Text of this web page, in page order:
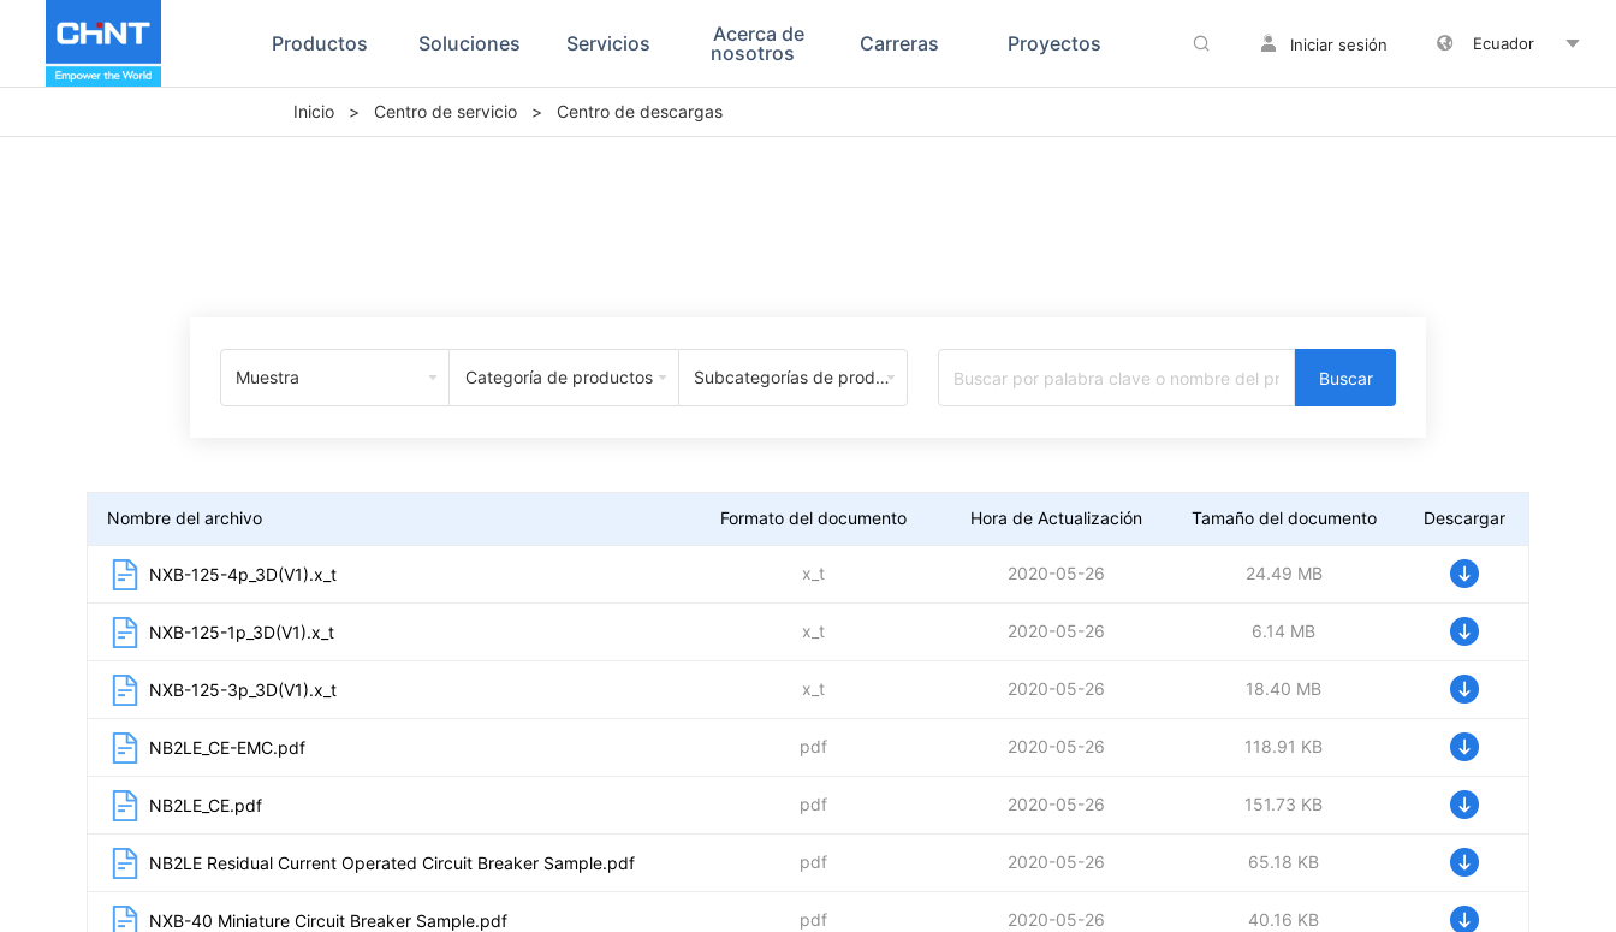
Iniciar sesión Ecuador
Productos Soluciones Servicios
Acerca de
nosotros
Carreras Proyectos
Inicio > Centro de servicio > Centro de descargas
Muestra Categoría de productos Subcategorías de productos Buscar
Nombre del archivo Formato del documento Hora de Actualización Tamaño del documento Descargar
NXB-125-4p_3D(V1).x_t x_t 2020-05-26 24.49 MB
NXB-125-1p_3D(V1).x_t x_t 2020-05-26 6.14 MB
NXB-125-3p_3D(V1).x_t x_t 2020-05-26 18.40 MB
NB2LE_CE-EMC.pdf pdf 2020-05-26 118.91 KB
NB2LE_CE.pdf pdf 2020-05-26 151.73 KB
NB2LE Residual Current Operated Circuit Breaker Sample.pdf pdf 2020-05-26 65.18 KB
NXB-40 Miniature Circuit Breaker Sample.pdf pdf 2020-05-26 40.16 KB